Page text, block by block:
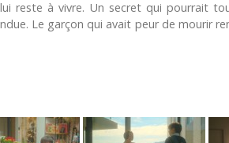
reste à vivre. Un secret qui pourrait
Le garçon qui avait peur de mourir